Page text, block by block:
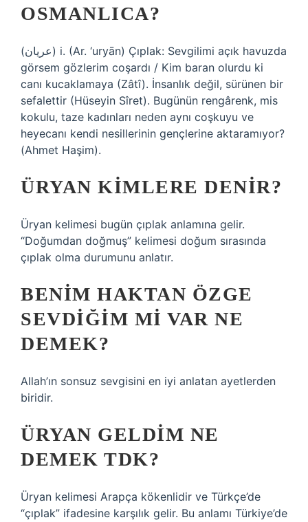
OSMANLICA?
(ﻋﺮﻳﺎﻥ) i. (Ar. ‘uryān) Çıplak: Sevgilimi açık havuzda
görsem gözlerim coşardı / Kim baran olurdu ki
canı kucaklamaya (Zâtî). İnsanlık değil, sürünen bir
sefalettir (Hüseyin Sîret). Bugünün rengârenk, mis
kokulu, taze kadınları neden aynı coşkuyu ve
heyecanı kendi nesillerinin gençlerine aktaramıyor?
(Ahmet Haşim).
ÜRYAN KIMLERE DENIR?
Üryan kelimesi bugün çıplak anlamına gelir.
“Doğumdan doğmuş” kelimesi doğum sırasında
çıplak olma durumunu anlatır.
BENIM HAKTAN ÖZGE
SEVDIĞIM MI VAR NE
DEMEK?
Allah’ın sonsuz sevgisini en iyi anlatan ayetlerden
biridir.
ÜRYAN GELDIM NE
DEMEK TDK?
Üryan kelimesi Arapça kökenlidir ve Türkçe’de
“çıplak” ifadesine karşılık gelir. Bu anlamı Türkiye’de